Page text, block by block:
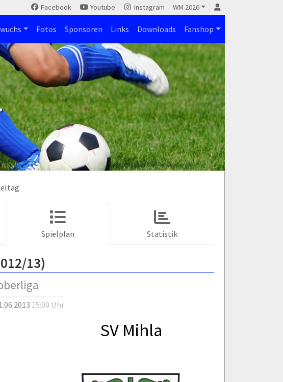
Facebook Youtube Instagram WM 2026
Fotos Sponsoren Links Downloads Fanshop
Spielplan Statistik
13)
15:00 Uhr
SV Mihla